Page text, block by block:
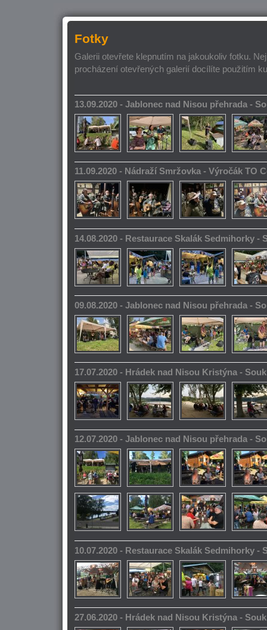
Fotky
Galerii otevřete klepnutím na jakoukoliv fotku.
procházení otevřených galerií docílíte použitím
13.09.2020 - Jablonec nad Nisou přehrada -
11.09.2020 - Nádraží Smržovka - Výročák TO
14.08.2020 - Restaurace Skalák Sedmihorky -
09.08.2020 - Jablonec nad Nisou přehrada -
17.07.2020 - Hrádek nad Nisou Kristýna -
12.07.2020 - Jablonec nad Nisou přehrada -
10.07.2020 - Restaurace Skalák Sedmihorky -
27.06.2020 - Hrádek nad Nisou Kristýna -